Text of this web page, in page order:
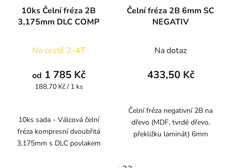
10ks Čelní fréza 2B
3,175mm DLC COMP
Na cestě 2-4T
od 1 785 Kč
Měrná
188,70 Kč / 1 ks
10ks sada - Válcová čelní
fréza kompresní dvoubřitá
3,175mm s DLC povlakem
Čelní fréza 2B 6mm SC
NEGATIV
Na dotaz
433,50 Kč
Čelní fréza negativní 2B na
dřevo (MDF, tvrdé dřevo,
překližku laminát) 6mm